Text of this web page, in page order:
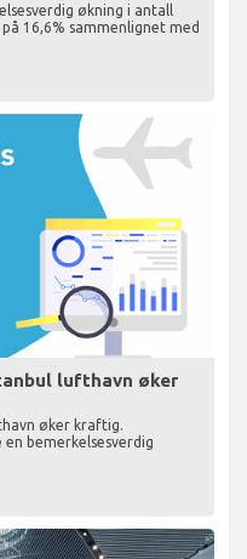
økning i antall
16,6% sammenlignet med
lufthavn øker
øker kraftig.
bemerkelsesverdig